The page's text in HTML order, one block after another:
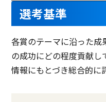
選考基準
各賞のテーマに沿った
の成功にどの程度貢献
情報にもとづき総合的に